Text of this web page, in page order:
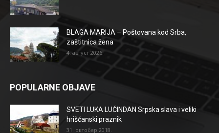
BLAGA MARIJA – Poštovana kod Srba,
zaštitnica žena
4. август 2026.
POPULARNE OBJAVE
SVETI LUKA LUČINDAN Srpska slava i veliki
hrišćanski praznik
31. октобар 2018.